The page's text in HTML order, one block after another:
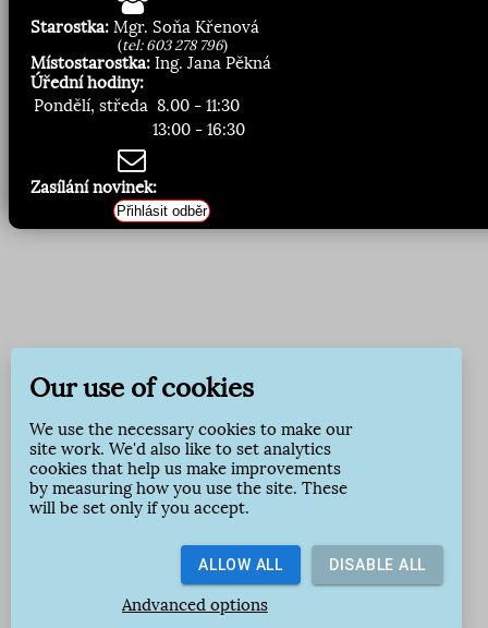
Starostka: Mgr. Soňa Křenová
(tel: 603 278 796)
Místostarostka: Ing. Jana Pěkná
Úřední hodiny:
Pondělí, středa 8.00 - 11:30
13:00 - 16:30
Zasílání novinek:
Přihlásit odběr
Our use of cookies
We use the necessary cookies to make our
site work. We'd also like to set analytics
cookies that help us make improvements
by measuring how you use the site. These
will be set only if you accept.
ALLOW ALL DISABLE ALL
Andvanced options